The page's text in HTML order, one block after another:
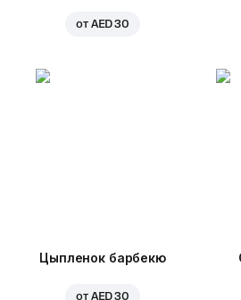
от AED 30
Цыпленок барбекю
от AED 30